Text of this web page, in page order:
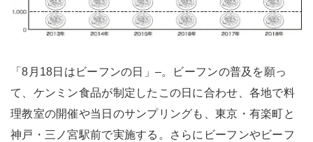
「8月18日はビーフンの日」–。ビーフンの普及を願っ
て、ケンミン食品が制定したこの日に合わせ、各地で料
理教室の開催や当日のサンプリングも、東京・有楽町と
神戸・三ノ宮駅前で実施する。さらにビーフンやビーフ